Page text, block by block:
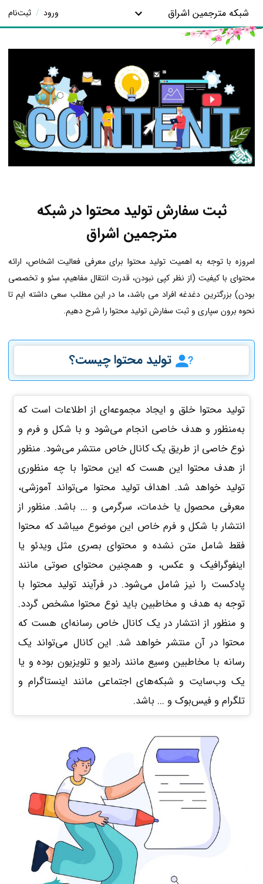
شبکه مترجمین اشراق ورود / ثبت‌نام
ثبت سفارش تولید محتوا در شبکه
مترجمین اشراق
امروزه با توجه به اهمیت تولید محتوا برای معرفی فعالیت اشخاص، ارائه
محتوای با کیفیت (از نظر کپی نبودن، قدرت انتقال مفاهیم، سئو و تخصصی
بودن) بزرگترین دغدغه افراد می باشد، ما در این مطلب سعی داشته ایم تا
نحوه برون سپاری و ثبت سفارش تولید محتوا را شرح دهیم.
تولید محتوا چیست؟
تولید محتوا خلق و ایجاد مجموعه‌ای از اطلاعات است که
به‌منظور و هدف خاصی انجام می‌شود و با شکل و فرم و
نوع خاصی از طریق یک کانال خاص منتشر می‌شود. منظور
از هدف محتوا این هست که این محتوا با چه منظوری
تولید خواهد شد. اهداف تولید محتوا می‌تواند آموزشی،
معرفی محصول یا خدمات، سرگرمی و ... باشد. منظور از
انتشار با شکل و فرم خاص این موضوع میباشد که محتوا
فقط شامل متن نشده و محتوای بصری مثل ویدئو یا
اینفوگرافیک و عکس، و همچنین محتوای صوتی مانند
پادکست را نیز شامل می‌شود. در فرآیند تولید محتوا با
توجه به هدف و مخاطبین باید نوع محتوا مشخص گردد.
و منظور از انتشار در یک کانال خاص رسانه‌ای هست که
محتوا در آن منتشر خواهد شد. این کانال می‌تواند یک
رسانه با مخاطبین وسیع مانند رادیو و تلویزیون بوده و یا
یک وب‌سایت و شبکه‌های اجتماعی مانند اینستاگرام و
تلگرام و فیس‌بوک و ... باشد.